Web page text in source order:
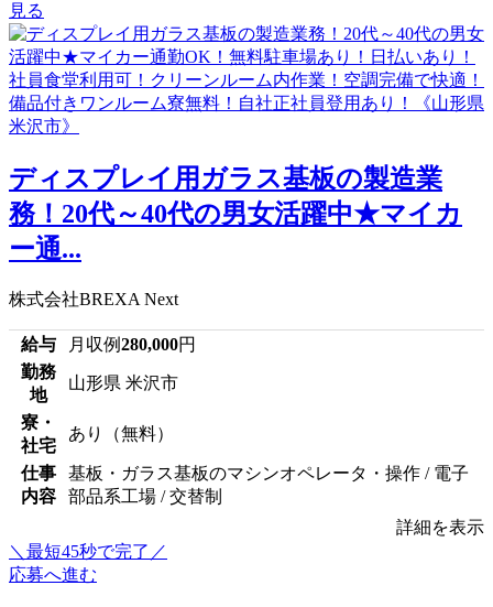
見る
ディスプレイ用ガラス基板の製造業
務！20代～40代の男女活躍中★マイカ
ー通...
株式会社BREXA Next
給与 月収例280,000円
勤務
地
山形県 米沢市
寮・
社宅
あり（無料）
仕事
内容
基板・ガラス基板のマシンオペレータ・操作 / 電子
部品系工場 / 交替制
詳細を表示
＼最短45秒で完了／
応募へ進む